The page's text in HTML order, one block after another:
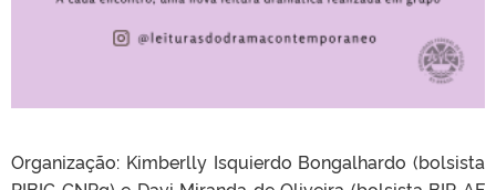
Organização: Kimberlly Isquierdo Bongalhardo (bolsista